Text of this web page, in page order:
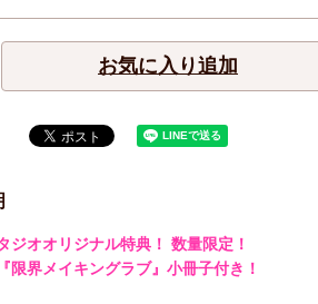
お気に入り追加
ジオオリジナル特典！ 数量限定！
限界メイキングラブ』小冊子付き！